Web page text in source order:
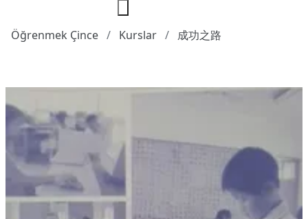
Öğrenmek Çince Kurslar 成功之路